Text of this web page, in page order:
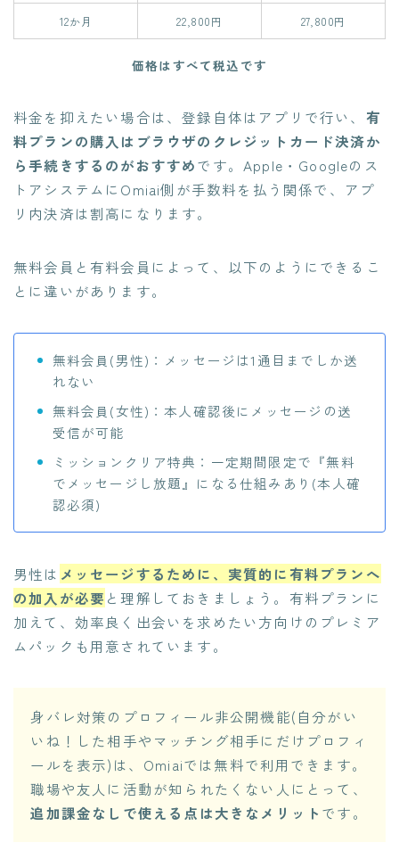
12か月 22,800円 27,800円
価格はすべて税込です
料金を抑えたい場合は、登録自体はアプリで行い、 有
料プランの購入はブラウザのクレジットカード決済か
ら手続きするのがおすすめです。Apple・Googleのス
トアシステムにOmiai側が手数料を払う関係で、アプ
リ内決済は割高になります。
無料会員と有料会員によって、以下のようにできるこ
とに違いがあります。
無料会員(男性)：メッセージは1通目までしか送
れない
無料会員(女性)：本人確認後にメッセージの送
受信が可能
ミッションクリア特典：一定期間限定で『無料
でメッセージし放題』になる仕組みあり(本人確
認必須)
男性は メッセージするために、実質的に有料プランへ
の加入が必要 と理解しておきましょう。有料プランに
加えて、効率良く出会いを求めたい方向けのプレミア
ムパックも用意されています。
身バレ対策のプロフィール非公開機能(自分がい
いね！した相手やマッチング相手にだけプロフィ
ールを表示)は、Omiaiでは無料で利用できます。
職場や友人に活動が知られたくない人にとって、
追加課金なしで使える点は大きなメリット です。